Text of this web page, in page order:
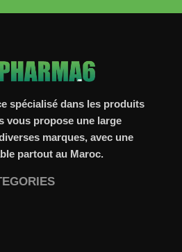
spécialisé dans les produits
vous propose une large
marques, avec une
partout au Maroc.